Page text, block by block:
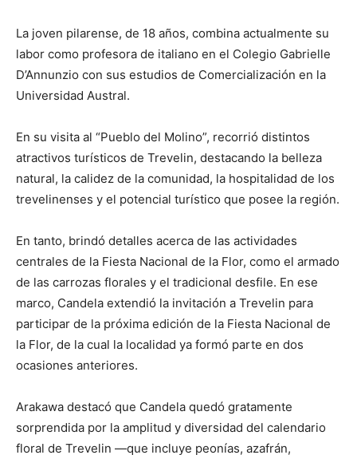
La joven pilarense, de 18 años, combina actualmente su
labor como profesora de italiano en el Colegio Gabrielle
D’Annunzio con sus estudios de Comercialización en la
Universidad Austral.
En su visita al “Pueblo del Molino”, recorrió distintos
atractivos turísticos de Trevelin, destacando la belleza
natural, la calidez de la comunidad, la hospitalidad de los
trevelinenses y el potencial turístico que posee la región.
En tanto, brindó detalles acerca de las actividades
centrales de la Fiesta Nacional de la Flor, como el armado
de las carrozas florales y el tradicional desfile. En ese
marco, Candela extendió la invitación a Trevelin para
participar de la próxima edición de la Fiesta Nacional de
la Flor, de la cual la localidad ya formó parte en dos
ocasiones anteriores.
Arakawa destacó que Candela quedó gratamente
sorprendida por la amplitud y diversidad del calendario
floral de Trevelin —que incluye peonías, azafrán,